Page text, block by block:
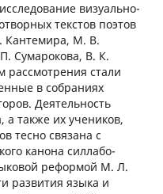
визуально-
текстов поэтов
Кантемира, М. В.
Сумарокова, В. К.
рассмотрения стали
в собраниях
Деятельность
а также их учеников,
тесно связана с
канона силлабо-
реформой М. Л.
развития языка и